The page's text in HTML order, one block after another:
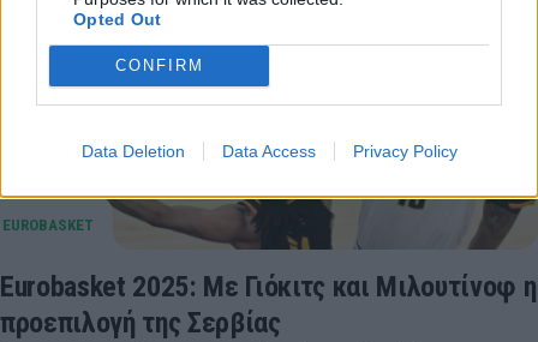
Opted Out
CONFIRM
Data Deletion Data Access Privacy Policy
Eurobasket 2025: Με Γιόκιτς και Μιλουτίνοφ η
προεπιλογή της Σερβίας